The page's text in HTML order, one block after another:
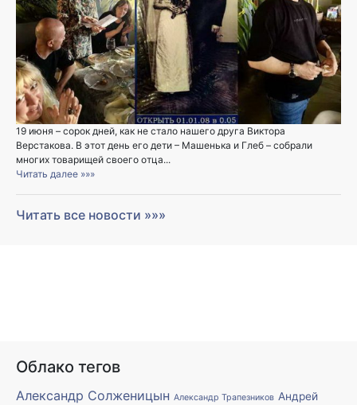
19 июня – сорок дней, как не стало нашего друга Виктора
Верстакова. В этот день его дети – Машенька и Глеб – собрали
многих товарищей своего отца...
Читать далее »»»
Читать все новости »»»
Облако тегов
Александр Солженицын Александр Трапезников Андрей